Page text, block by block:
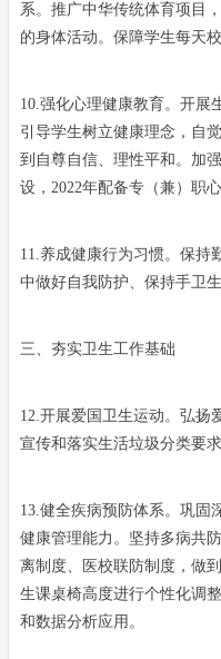
系。推广中华传统体育项目
的身体活动。保障学生每天
10.强化心理健康教育。开展
引导学生树立健康理念，自
到自尊自信、理性平和。加
设，2022年配备专（兼）职
11.养成健康行为习惯。保持
中做好自我防护、保持手卫
三、夯实卫生工作基础
12.开展爱国卫生运动。弘扬
宣传和落实生活垃圾分类要
13.健全疾病预防体系。巩固
健康管理能力。坚持多病共
离制度、医校联防制度，做
生课桌椅高度进行个性化调
和数据分析应用。